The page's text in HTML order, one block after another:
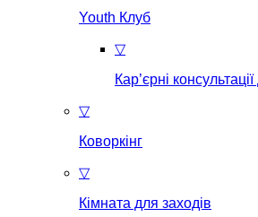
Youth Клуб
▽
Кар’єрні консультації
▽
Коворкінг
▽
Кімната для заходів